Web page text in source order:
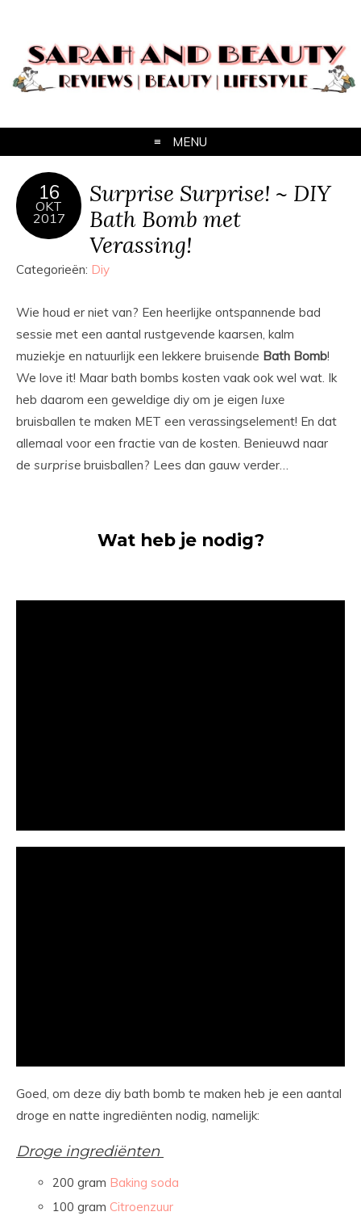
MENU
16
OKT
2017
Surprise Surprise! ~ DIY
Bath Bomb met
Verassing!
Categorieën: Diy
Wie houd er niet van? Een heerlijke ontspannende bad
sessie met een aantal rustgevende kaarsen, kalm
muziekje en natuurlijk een lekkere bruisende Bath Bomb!
We love it! Maar bath bombs kosten vaak ook wel wat. Ik
heb daarom een geweldige diy om je eigen luxe
bruisballen te maken MET een verassingselement! En dat
allemaal voor een fractie van de kosten. Benieuwd naar
de surprise bruisballen? Lees dan gauw verder…
Wat heb je nodig?
Goed, om deze diy bath bomb te maken heb je een aantal
droge en natte ingrediënten nodig, namelijk:
Droge ingrediënten
200 gram Baking soda
100 gram Citroenzuur